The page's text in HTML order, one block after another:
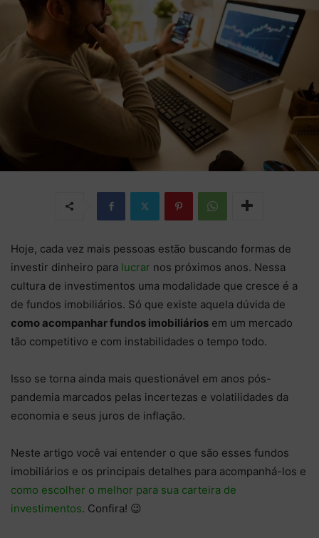
Hoje, cada vez mais pessoas estão buscando formas de
investir dinheiro para lucrar nos próximos anos. Nessa
cultura de investimentos uma modalidade que cresce é a
de fundos imobiliários. Só que existe aquela dúvida de
como acompanhar fundos imobiliários em um mercado
tão competitivo e com instabilidades o tempo todo.
Isso se torna ainda mais questionável em anos pós-
pandemia marcados pelas incertezas e volatilidades da
economia e seus juros de inflação.
Neste artigo você vai entender o que são esses fundos
imobiliários e os principais detalhes para acompanhá-los e
como escolher o melhor para sua carteira de
investimentos. Confira! 😉